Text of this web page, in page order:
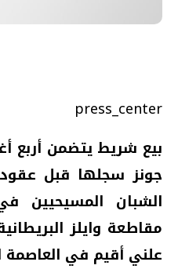
press_center
بيع شريط يتضمن أربع
جونز سجلها قبل
الشبان المسيحيين
علني أقيم في العاصمة